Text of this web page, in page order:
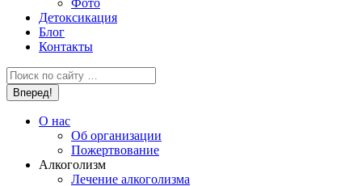
Фото
Детоксикация
Блог
Контакты
Поиск:
О нас
Об организации
Пожертвование
Алкоголизм
Лечение алкоголизма